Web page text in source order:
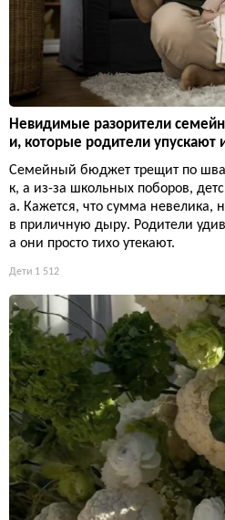
Невидимые разорители
и, которые родители упускают
Семейный бюджет трещит по
к, а из-за школьных поборов,
а. Кажется, что сумма невелика,
в приличную дыру. Родители
а они просто тихо утекают.
Дети 1 512